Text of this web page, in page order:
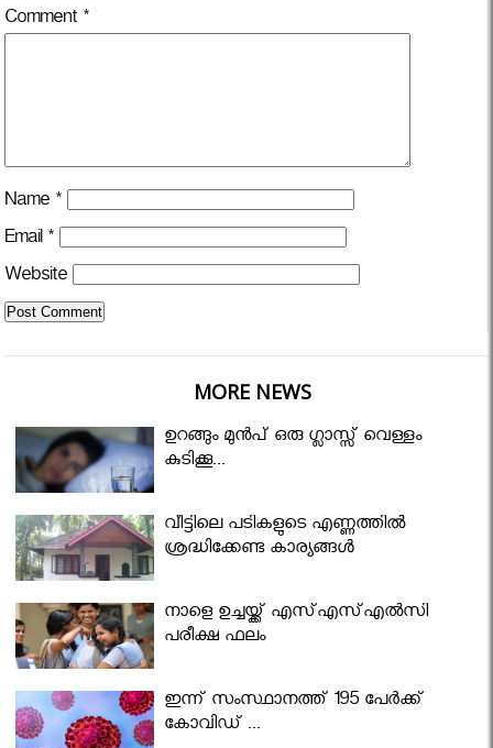
Comment *
Name *
Email *
Website
MORE NEWS
ഉറങ്ങും മുന്‍പ് ഒരു ഗ്ലാസ്സ് വെള്ളം
കുടിക്കൂ...
വീട്ടിലെ പടികളുടെ എണ്ണത്തിൽ
ശ്രദ്ധിക്കേണ്ട കാര്യങ്ങൾ
നാളെ ഉച്ചയ്ക്ക് എസ്എസ്എല്‍സി
പരീക്ഷ ഫലം
ഇന്ന് സംസ്ഥാനത്ത് 195 പേര്‍ക്ക്
കോവിഡ് ...